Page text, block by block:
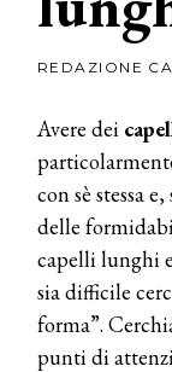
News
aziende
REDAZIONE
Avere dei
con sè stessa
delle
capelli lunghi
sia difficile
forma”.
punti di